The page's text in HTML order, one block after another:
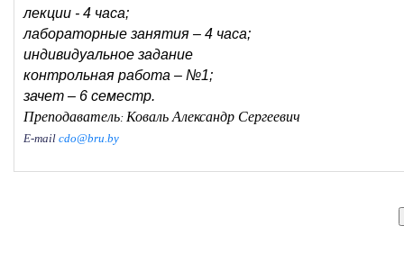
лекции - 4 часа;
лабораторные занятия – 4 часа;
индивидуальное задание
контрольная работа – №1;
зачет – 6 семестр.
Преподаватель: Коваль Александр Сергеевич
E-mail cdo@bru.by